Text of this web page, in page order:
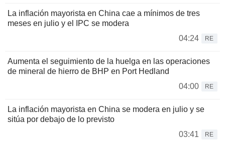
La inflación mayorista en China cae a mínimos de tres
meses en julio y el IPC se modera
04:24
RE
Aumenta el seguimiento de la huelga en las operaciones
de mineral de hierro de BHP en Port Hedland
04:00
RE
La inflación mayorista en China se modera en julio y se
sitúa por debajo de lo previsto
03:41
RE